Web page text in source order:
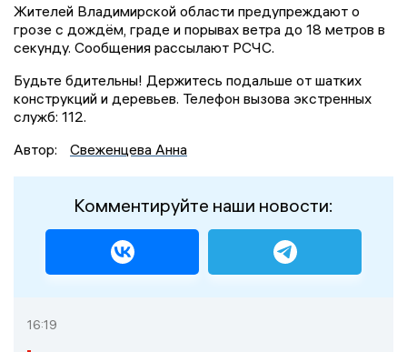
Жителей Владимирской области предупреждают о
грозе с дождём, граде и порывах ветра до 18 метров в
секунду. Сообщения рассылают РСЧС.
Будьте бдительны! Держитесь подальше от шатких
конструкций и деревьев. Телефон вызова экстренных
служб: 112.
Автор:
Свеженцева Анна
Комментируйте наши новости:
16:19